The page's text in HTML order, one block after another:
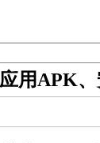
用APK